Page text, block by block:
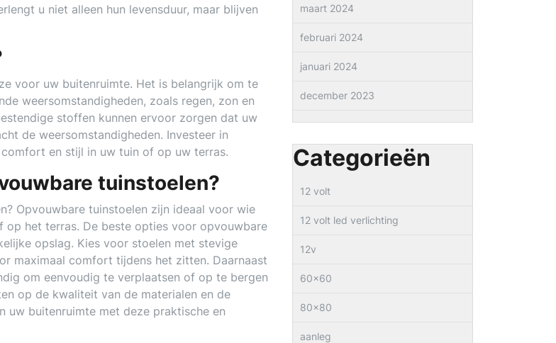
u niet alleen hun levensduur, maar blijven
voor uw buitenruimte. Het is belangrijk om te
weersomstandigheden, zoals regen, zon en
stoffen kunnen ervoor zorgen dat uw
de weersomstandigheden. Investeer in
en stijl in uw tuin of op uw terras.
tuinstoelen?
Opvouwbare tuinstoelen zijn ideaal voor wie
het terras. De beste opties voor opvouwbare
opslag. Kies voor stoelen met stevige
maximaal comfort tijdens het zitten. Daarnaast
om eenvoudig te verplaatsen of op te bergen
op de kwaliteit van de materialen en de
uw buitenruimte met deze praktische en
maart 2024
februari 2024
januari 2024
december 2023
Categorieën
12 volt
12 volt led verlichting
12v
60×60
80×80
aanleg